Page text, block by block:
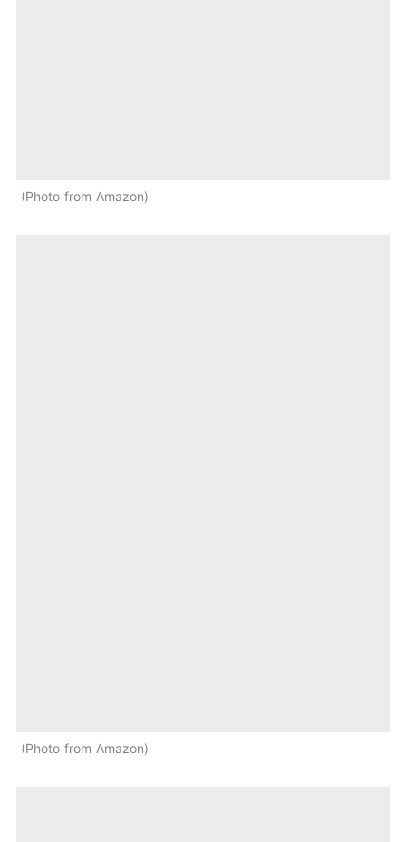
Photo from Amazon
Photo from Amazon